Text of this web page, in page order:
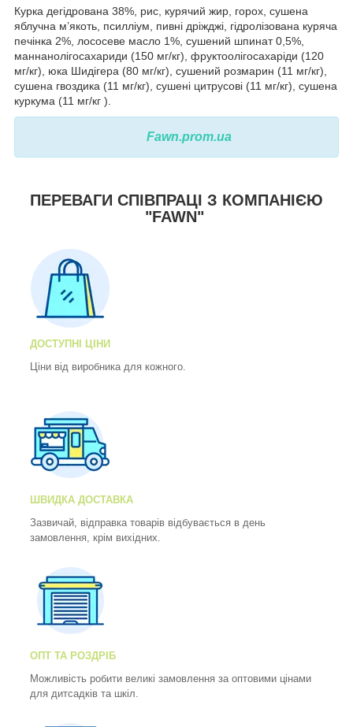
Курка дегідрована 38%, рис, курячий жир, горох, сушена
яблучна м’якоть, псилліум, пивні дріжджі, гідролізована куряча
печінка 2%, лососеве масло 1%, сушений шпинат 0,5%,
маннанолігосахариди (150 мг/кг), фруктоолігосахаріди (120
мг/кг), юка Шидігера (80 мг/кг), сушений розмарин (11 мг/кг),
сушена гвоздика (11 мг/кг), сушені цитрусові (11 мг/кг), сушена
куркума (11 мг/кг ).
Fawn.prom.ua
ПЕРЕВАГИ СПІВПРАЦІ З КОМПАНІЄЮ
"FAWN"
ДОСТУПНІ ЦІНИ
Ціни від виробника для кожного.
ШВИДКА ДОСТАВКА
Зазвичай, відправка товарів відбувається в день
замовлення, крім вихідних.
ОПТ ТА РОЗДРІБ
Можливість робити великі замовлення за оптовими цінами
для дитсадків та шкіл.